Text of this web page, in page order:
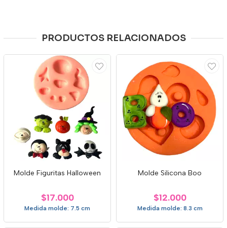
PRODUCTOS RELACIONADOS
Molde Figuritas Halloween
$17.000
Medida molde: 7.5 cm
Molde Silicona Boo
$12.000
Medida molde: 8.3 cm